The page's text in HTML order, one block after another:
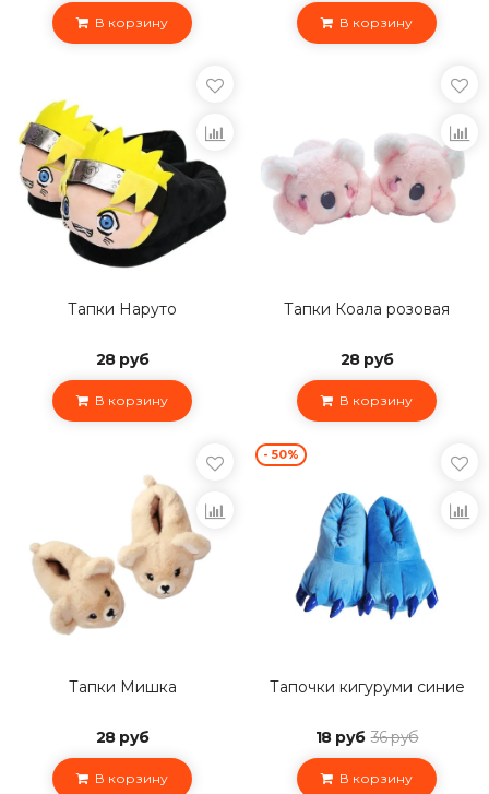
В корзину В корзину
Тапки Наруто
28 руб
В корзину
Тапки Коала розовая
28 руб
В корзину
Тапки Мишка
28 руб
В корзину
- 50%
Тапочки кигуруми синие
18 руб 36 руб
В корзину